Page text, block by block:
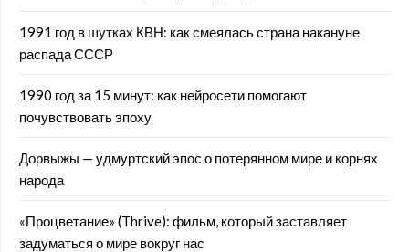
1991 год в шутках КВН: как смеялась страна накануне
распада СССР
1990 год за 15 минут: как нейросети помогают
почувствовать эпоху
Дорвыжы — удмуртский эпос о потерянном мире и корнях
народа
«Процветание» (Thrive): фильм, который заставляет
задуматься о мире вокруг нас